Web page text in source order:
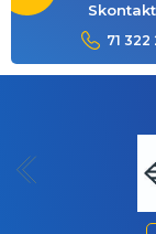
71 322